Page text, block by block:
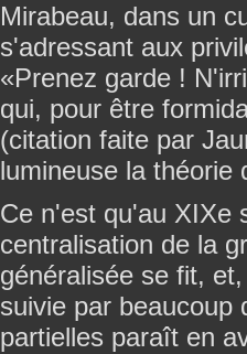
Mirabeau, dans un
s'adressant aux
«Prenez garde !
qui, pour être
(citation faite par
lumineuse la théorie
Ce n'est qu'au XIXe
centralisation de la
généralisée se fit,
suivie par beaucoup
partielles paraît en